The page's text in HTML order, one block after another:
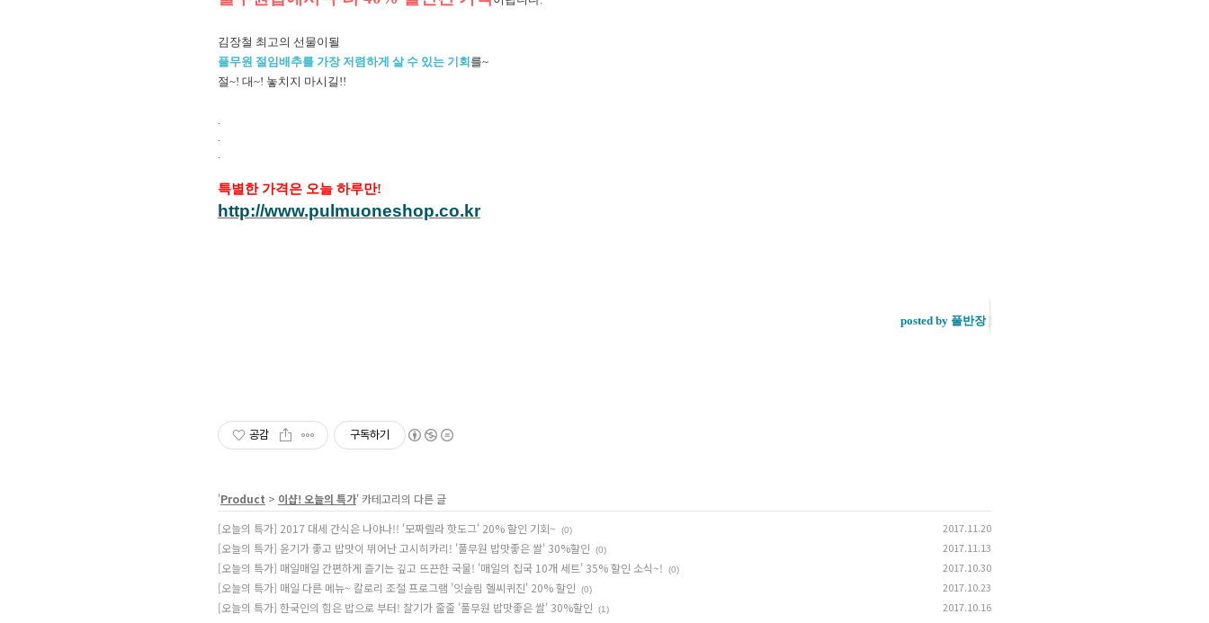
김장철 최고의 선물이될
풀무원 절임배추를 가장 저렴하게 살 수 있는 기회 를~
절~! 대~! 놓치지 마시길!!
특별한 가격은 오늘 하루만!
http://www.pulmuoneshop.co.kr
posted by 풀반장
공감 구독하기
'Product > 이샵! 오늘의 특가' 카테고리의 다른 글
[오늘의 특가] 2017 대세 간식은 나야나!! '모짜렐라 핫도그' 20% 할인 기회~
(0) 2017.11.20
[오늘의 특가] 윤기가 좋고 밥맛이 뛰어난 고시히카리! '풀무원 밥맛좋은 쌀' 30%할인 (0) 2017.11.13
[오늘의 특가] 매일매일 간편하게 즐기는 깊고 뜨끈한 국물! '매일의 집국 10개 세트' 35% 할인 소식~! (0) 2017.10.30
[오늘의 특가] 매일 다른 메뉴~ 칼로리 조절 프로그램 '잇슬림 헬씨퀴진' 20% 할인 (0) 2017.10.23
[오늘의 특가] 한국인의 힘은 밥으로 부터! 찰기가 줄줄 '풀무원 밥맛좋은 쌀' 30%할인 (1) 2017.10.16